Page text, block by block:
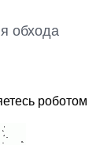
обхода
роботом